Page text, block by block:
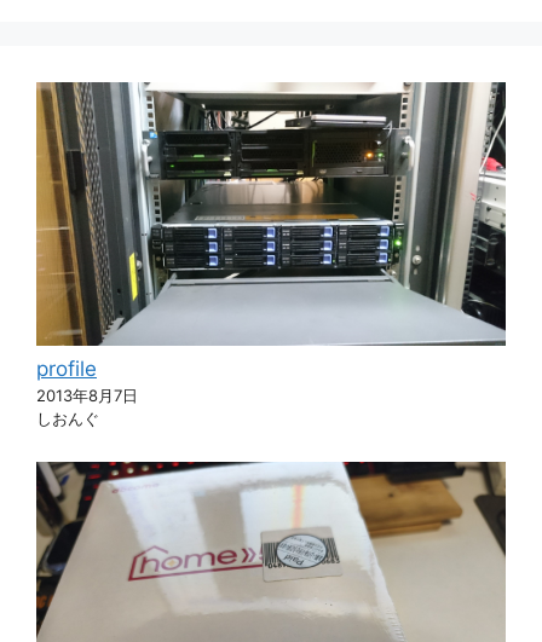
profile
2013年8月7日
しおんぐ